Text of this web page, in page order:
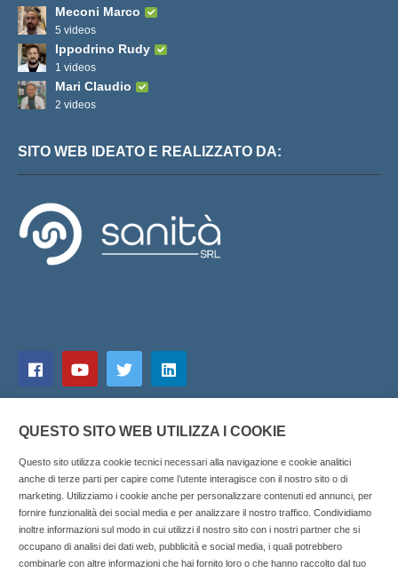
Meconi Marco
5 videos
Ippodrino Rudy
1 videos
Mari Claudio
2 videos
SITO WEB IDEATO E REALIZZATO DA:
Copyright © 2025 SOCIALFARMA - La piattaforma web per i
QUESTO SITO WEB UTILIZZA I COOKIE
Questo sito utilizza cookie tecnici necessari alla navigazione e cookie analitici
anche di terze parti per capire come l’utente interagisce con il nostro sito o di
marketing. Utilizziamo i cookie anche per personalizzare contenuti ed annunci, per
fornire funzionalità dei social media e per analizzare il nostro traffico. Condividiamo
inoltre informazioni sul modo in cui utilizzi il nostro sito con i nostri partner che si
occupano di analisi dei dati web, pubblicità e social media, i quali potrebbero
combinarle con altre informazioni che hai fornito loro o che hanno raccolto dal tuo